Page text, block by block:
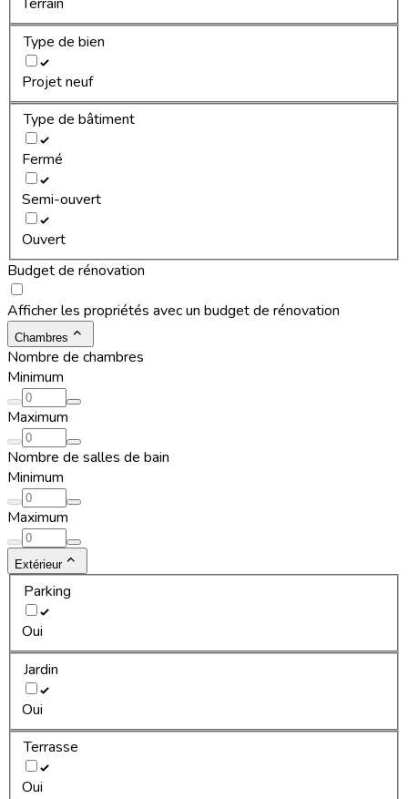
Type de bien
Projet neuf
Type de bâtiment
Fermé
Semi-ouvert
Ouvert
Budget de rénovation
Afficher les propriétés avec un budget de rénovation
Chambres
Nombre de chambres
Minimum
Maximum
Nombre de salles de bain
Minimum
Maximum
Extérieur
Parking
Oui
Jardin
Oui
Terrasse
Oui